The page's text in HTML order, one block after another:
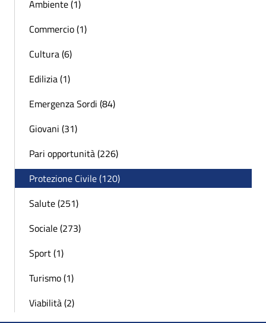
Ambiente (1)
Commercio (1)
Cultura (6)
Edilizia (1)
Emergenza Sordi (84)
Giovani (31)
Pari opportunità (226)
Protezione Civile (120)
Salute (251)
Sociale (273)
Sport (1)
Turismo (1)
Viabilità (2)